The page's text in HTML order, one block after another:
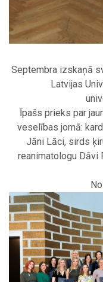
Septembra izskaņā
Latvijas
Īpašs prieks par
veselības jomā:
Jāni Lāci, sirds
reanimatologu Dāvi